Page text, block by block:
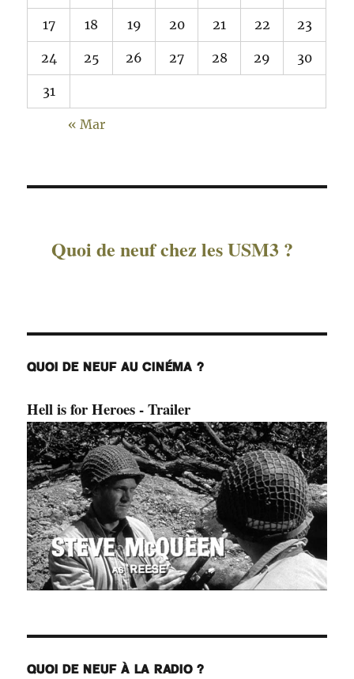
17 18 19 20 21 22 23
24 25 26 27 28 29 30
31
« Mar
Quoi de neuf chez les USM3 ?
QUOI DE NEUF AU CINÉMA ?
Hell is for Heroes - Trailer
QUOI DE NEUF À LA RADIO ?